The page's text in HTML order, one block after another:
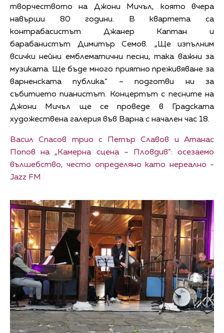
творчеството на Джони Мичъл, която вчера
навърши 80 години. В квартета са
контрабасистът Джанер Каптан и
барабанистът Димитър Семов. „Ще изпълним
всички нейни емблематични песни, така важни за
музиката. Ще бъде много приятно преживяване за
варненската публика.“ – подготви ни за
събитието пианистът. Концертът с песните на
Джони Мичъл ще се проведе в Градската
художествена галерия във Варна с начален час 18.
Васил Спасов трио с Петър Славов и Атанас
Попов на „Камерна сцена – Пловдив“: осезаемо
вълшебство, често определяно като нереално -
Jazz FM